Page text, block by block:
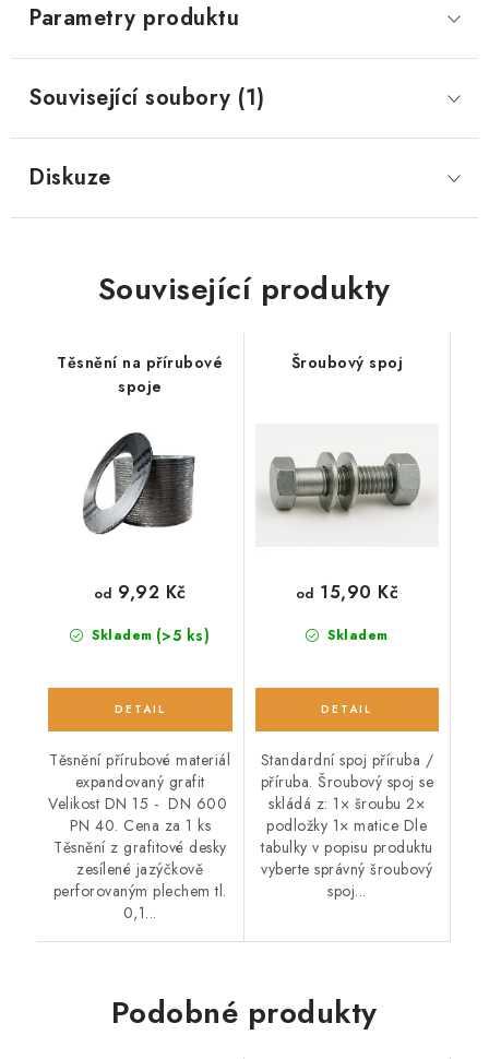
Parametry produktu
Související soubory (1)
Diskuze
Související produkty
Těsnění na přírubové
spoje
Skladem (>5 ks)
od 9,92 Kč
Těsnění přírubové materiál
expandovaný grafit
Velikost DN 15 - DN 600
PN 40. Cena za 1 ks
Těsnění z grafitové desky
zesílené jazýčkově
perforovaným plechem tl.
0,1...
Šroubový spoj
Skladem
od 15,90 Kč
Standardní spoj příruba /
příruba. Šroubový spoj se
skládá z: 1× šroubu 2×
podložky 1× matice Dle
tabulky v popisu produktu
vyberte správný šroubový
spoj...
Podobné produkty